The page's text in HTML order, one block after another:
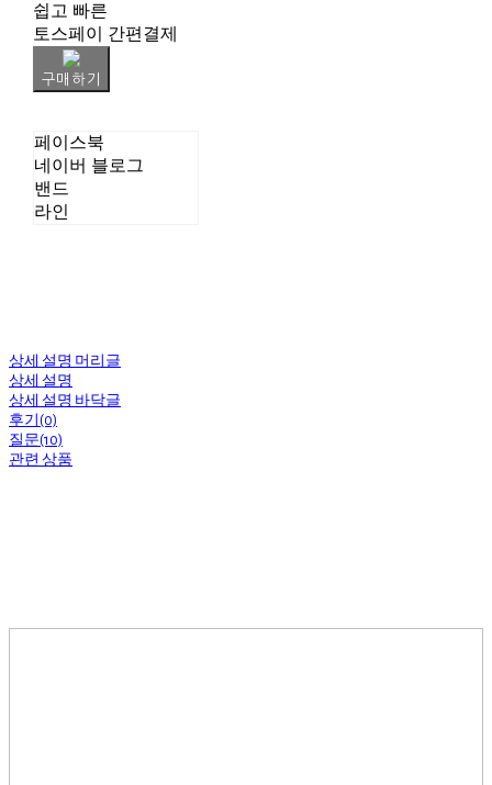
쉽고 빠른
토스페이 간편결제
구매하기
페이스북
네이버 블로그
밴드
라인
상세 설명 머리글
상세 설명
상세 설명 바닥글
후기(0)
질문(10)
관련 상품